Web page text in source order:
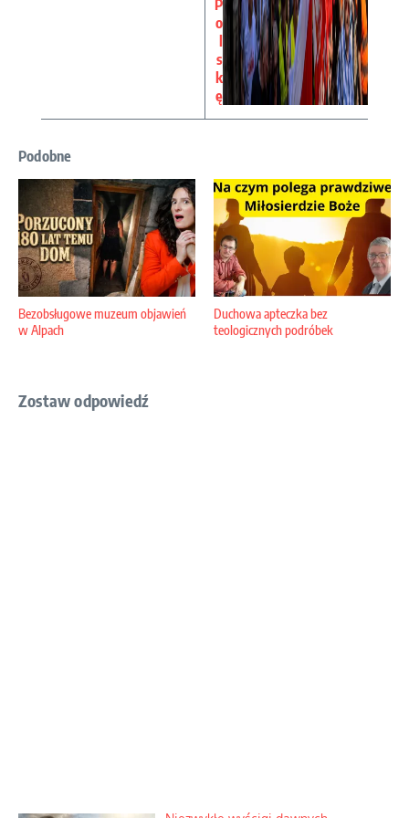
P
o
s
k
ę
Podobne
Bezobsługowe muzeum objawień
w Alpach
Duchowa apteczka bez
teologicznych podróbek
Zostaw odpowiedź